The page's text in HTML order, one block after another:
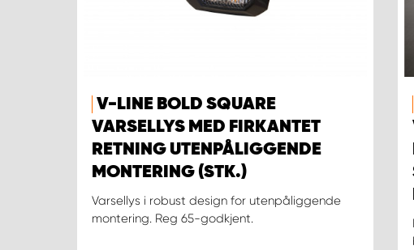
V-LINE BOLD SQUARE
VARSELLYS MED FIRKANTET
RETNING UTENPÅLIGGENDE
MONTERING (STK.)
Varsellys i robust design for utenpåliggende
montering. Reg 65-godkjent.